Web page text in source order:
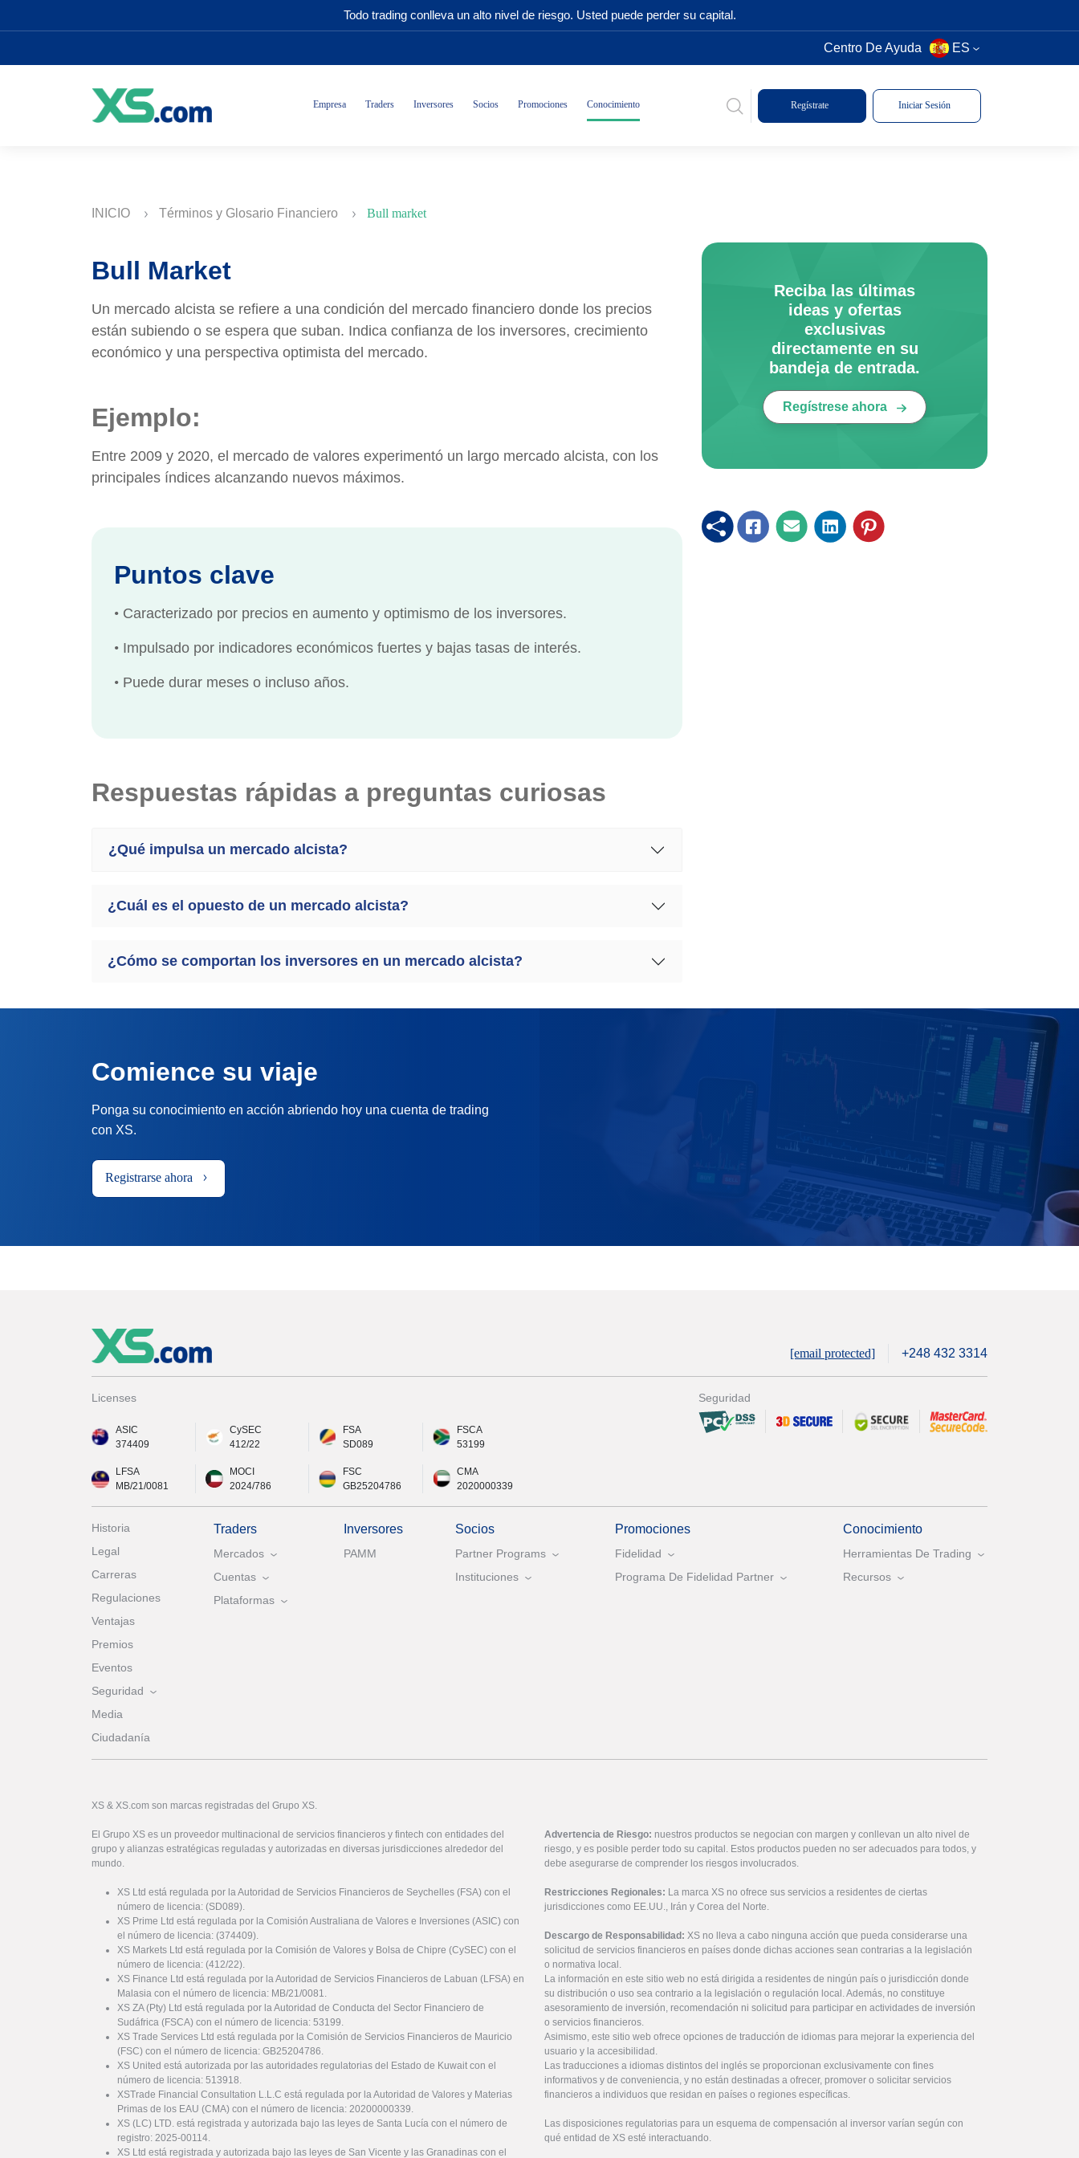
Todo trading conlleva un alto nivel de riesgo. Usted puede perder su capital.
Centro De Ayuda ES
Empresa Traders Inversores Socios Promociones Conocimiento Regístrate Iniciar Sesión
INICIO Términos y Glosario Financiero Bull market
Bull Market
Un mercado alcista se refiere a una condición del mercado financiero donde los precios
están subiendo o se espera que suban. Indica confianza de los inversores, crecimiento
económico y una perspectiva optimista del mercado.
Ejemplo:
Entre 2009 y 2020, el mercado de valores experimentó un largo mercado alcista, con los
principales índices alcanzando nuevos máximos.
Puntos clave
• Caracterizado por precios en aumento y optimismo de los inversores.
• Impulsado por indicadores económicos fuertes y bajas tasas de interés.
• Puede durar meses o incluso años.
Respuestas rápidas a preguntas curiosas
¿Qué impulsa un mercado alcista?
¿Cuál es el opuesto de un mercado alcista?
¿Cómo se comportan los inversores en un mercado alcista?
Reciba las últimas
ideas y ofertas
exclusivas
directamente en su
bandeja de entrada.
Regístrese ahora
Comience su viaje
Ponga su conocimiento en acción abriendo hoy una cuenta de trading
con XS.
Registrarse ahora
[email protected] +248 432 3314
Licenses
ASIC
374409
CySEC
412/22
FSA
SD089
FSCA
53199
LFSA
MB/21/0081
MOCI
2024/786
FSC
GB25204786
CMA
2020000339
Seguridad
Historia
Legal
Carreras
Regulaciones
Ventajas
Premios
Eventos
Seguridad
Media
Ciudadanía
Traders
Mercados
Cuentas
Plataformas
Inversores
PAMM
Socios
Partner Programs
Instituciones
Promociones
Fidelidad
Programa De Fidelidad Partner
Conocimiento
Herramientas De Trading
Recursos
XS & XS.com son marcas registradas del Grupo XS.
El Grupo XS es un proveedor multinacional de servicios financieros y fintech con entidades del
grupo y alianzas estratégicas reguladas y autorizadas en diversas jurisdicciones alrededor del
mundo.
XS Ltd está regulada por la Autoridad de Servicios Financieros de Seychelles (FSA) con el
número de licencia: (SD089).
XS Prime Ltd está regulada por la Comisión Australiana de Valores e Inversiones (ASIC) con
el número de licencia: (374409).
XS Markets Ltd está regulada por la Comisión de Valores y Bolsa de Chipre (CySEC) con el
número de licencia: (412/22).
XS Finance Ltd está regulada por la Autoridad de Servicios Financieros de Labuan (LFSA) en
Malasia con el número de licencia: MB/21/0081.
XS ZA (Pty) Ltd está regulada por la Autoridad de Conducta del Sector Financiero de
Sudáfrica (FSCA) con el número de licencia: 53199.
XS Trade Services Ltd está regulada por la Comisión de Servicios Financieros de Mauricio
(FSC) con el número de licencia: GB25204786.
XS United está autorizada por las autoridades regulatorias del Estado de Kuwait con el
número de licencia: 513918.
XSTrade Financial Consultation L.L.C está regulada por la Autoridad de Valores y Materias
Primas de los EAU (CMA) con el número de licencia: 20200000339.
XS (LC) LTD. está registrada y autorizada bajo las leyes de Santa Lucía con el número de
registro: 2025-00114.
XS Ltd está registrada y autorizada bajo las leyes de San Vicente y las Granadinas con el
Advertencia de Riesgo: nuestros productos se negocian con margen y conllevan un alto nivel de
riesgo, y es posible perder todo su capital. Estos productos pueden no ser adecuados para todos, y
debe asegurarse de comprender los riesgos involucrados.
Restricciones Regionales: La marca XS no ofrece sus servicios a residentes de ciertas
jurisdicciones como EE.UU., Irán y Corea del Norte.
Descargo de Responsabilidad: XS no lleva a cabo ninguna acción que pueda considerarse una
solicitud de servicios financieros en países donde dichas acciones sean contrarias a la legislación
o normativa local.
La información en este sitio web no está dirigida a residentes de ningún país o jurisdicción donde
su distribución o uso sea contrario a la legislación o regulación local. Además, no constituye
asesoramiento de inversión, recomendación ni solicitud para participar en actividades de inversión
o servicios financieros.
Asimismo, este sitio web ofrece opciones de traducción de idiomas para mejorar la experiencia del
usuario y la accesibilidad.
Las traducciones a idiomas distintos del inglés se proporcionan exclusivamente con fines
informativos y de conveniencia, y no están destinadas a ofrecer, promover o solicitar servicios
financieros a individuos que residan en países o regiones específicas.
Las disposiciones regulatorias para un esquema de compensación al inversor varían según con
qué entidad de XS esté interactuando.